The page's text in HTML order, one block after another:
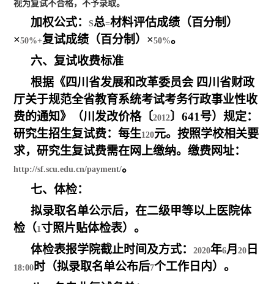
视为复试不合格，不予录取。
加权公式：S总=材料评估成绩（百分制）
×50%+复试成绩（百分制）×50%。
六、复试收费标准
根据《四川省发展和改革委员会 四川省财政
厅关于规范全省教育系统考试考务行政事业性收
费的通知》（川发改价格〔2012〕641号）规定：
研究生招生复试费：每生120元。按照学校相关要
求，研究生复试费需在网上缴纳。缴费网址：
http://sf.scu.edu.cn/payment/。
七、体检：
拟录取名单公示后，在二级甲等以上医院体
检（1寸照片贴体检表）。
体检表报学院截止时间及方式：2020年6月20 日
18:00 时（拟录取名单公布后7个工作日内）。